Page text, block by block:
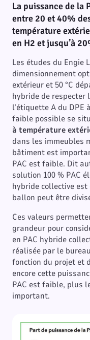
La puissance de la
entre 20 et 40%
température
en H2 et jusqu’à
Les études du Engie
dimensionnement
extérieur et 50 °C
hybride de respecter
l’étiquette A du DPE
faible possible se
à température
dans les immeubles
bâtiment est
PAC est faible. Dit
solution 100 % PAC
hybride collective
ballon peut être
Ces valeurs
grandeur pour
en PAC hybride
réalisée par le
fonction du projet et
encore cette
PAC est faible, plus
important.